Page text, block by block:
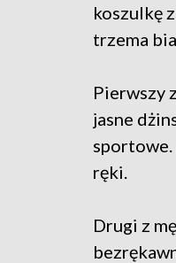
koszulkę
trzema
Pierwszy
jasne
sportowe.
ręki.
Drugi z